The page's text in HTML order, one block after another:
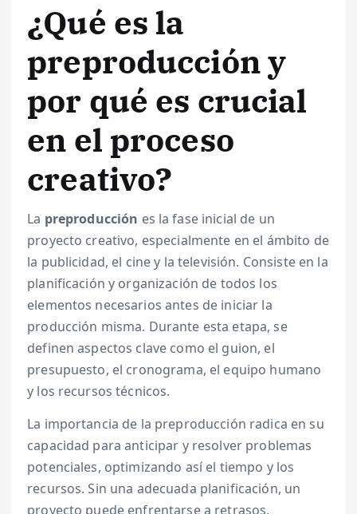
¿Qué es la
preproducción y
por qué es crucial
en el proceso
creativo?
La preproducción es la fase inicial de un
proyecto creativo, especialmente en el ámbito de
la publicidad, el cine y la televisión. Consiste en la
planificación y organización de todos los
elementos necesarios antes de iniciar la
producción misma. Durante esta etapa, se
definen aspectos clave como el guion, el
presupuesto, el cronograma, el equipo humano
y los recursos técnicos.
La importancia de la preproducción radica en su
capacidad para anticipar y resolver problemas
potenciales, optimizando así el tiempo y los
recursos. Sin una adecuada planificación, un
proyecto puede enfrentarse a retrasos,